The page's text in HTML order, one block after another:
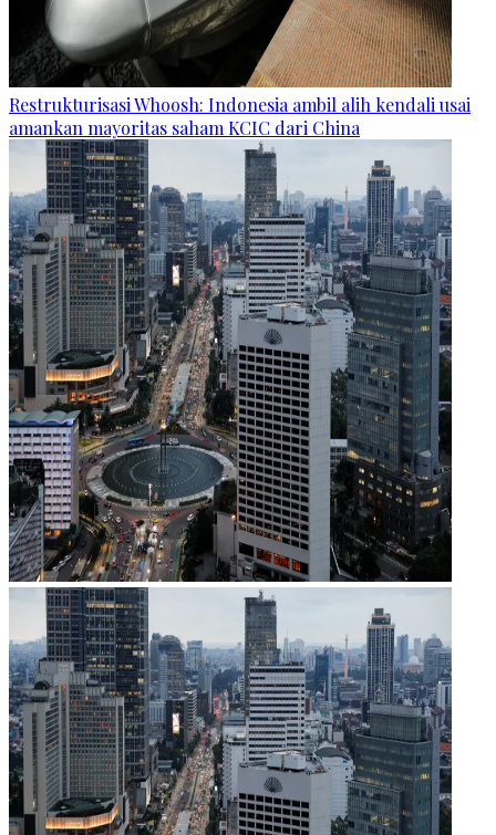
Restrukturisasi Whoosh: Indonesia ambil alih kendali usai
amankan mayoritas saham KCIC dari China